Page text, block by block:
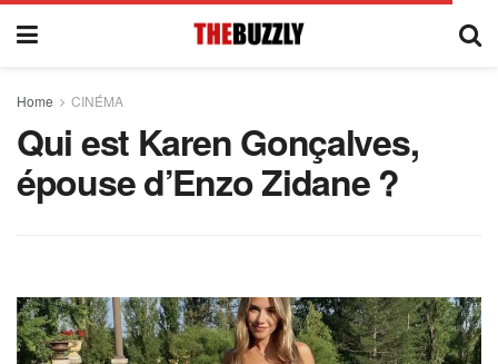
Home CINÉMA
Qui est Karen Gonçalves,
épouse d’Enzo Zidane ?